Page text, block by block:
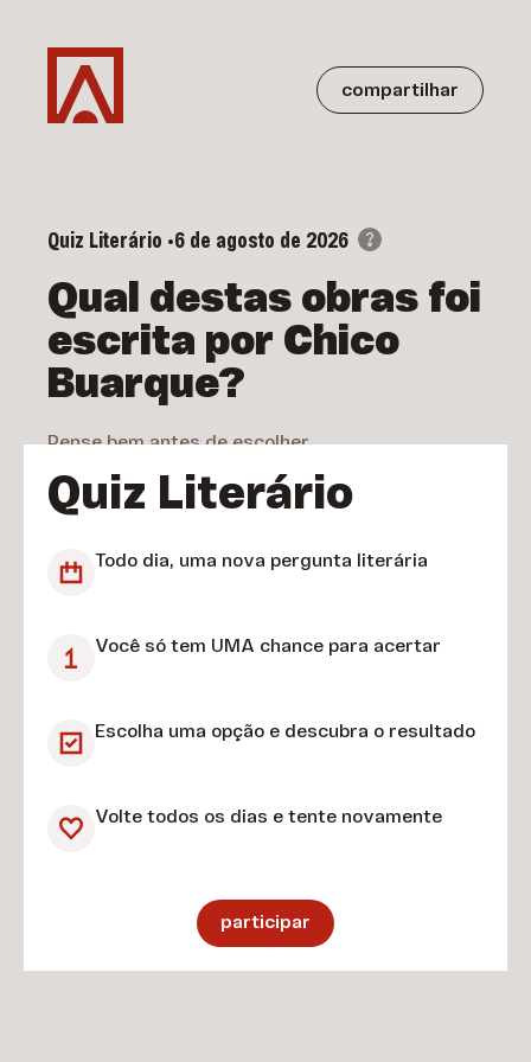
compartilhar
Quiz Literário •6 de agosto de 2026
Qual destas obras foi
escrita por Chico
Buarque?
Pense bem antes de escolher,
Areia
Dom
Casmurro
Iracema
Quiz Literário
Todo dia, uma nova pergunta literária
Você só tem UMA chance para acertar
Escolha uma opção e descubra o resultado
Volte todos os dias e tente novamente
participar